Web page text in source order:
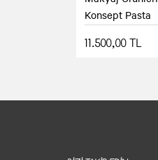
Konsept Pasta
11.500,00 TL